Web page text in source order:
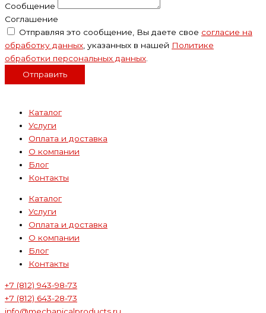
Сообщение
Соглашение
Отправляя это сообщение, Вы даете свое согласие на
обработку данных , указанных в нашей Политике
обработки персональных данных
Отправить
Каталог
Услуги
Оплата и доставка
О компании
Блог
Контакты
Каталог
Услуги
Оплата и доставка
О компании
Блог
Контакты
+7 (812) 943-98-73
+7 (812) 643-28-73